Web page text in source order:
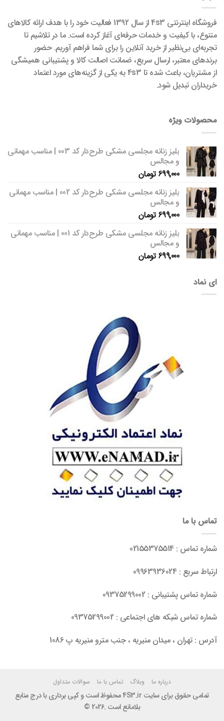
فروشگاه اینترنتی 4s3 از سال 1392 فعالیت خود را با هدف ارائه کالاهای
متنوع، با کیفیت و خدمات حرفه‌ای آغاز کرده است. ما در تلاشیم تا
تجربه‌ای بی‌نظیر از خرید آنلاین را برای شما فراهم آوریم. حضور
برندهای معتبر، ارسال سریع، ضمانت اصالت کالا و پشتیبانی همیشگی
از مشتریان، باعث شده تا 4s3 به یکی از گزینه‌های مورد اعتماد
خریداران تبدیل شود.
محصولات ویژه
بلیز زنانه مجلسی مشکی طرح‌دار کد 003 | مناسب مهمانی
و مجالس
699,000 تومان
بلیز زنانه مجلسی مشکی طرح‌دار کد 002 | مناسب مهمانی
و مجالس
699,000 تومان
بلیز زنانه مجلسی مشکی طرح‌دار کد 001 | مناسب مهمانی
و مجالس
699,000 تومان
ای نماد
تماس با ما
شماره تماس : 02155375514
ارتباط سریع : 09963936024
شماره تماس پشتیبانی : 09375299002
شماره تماس شبکه های اجتماعی : 09375299002
آدرس : تهران ، میدان منیریه ، جنب مترو منیریه پ 1086
درباره ما وبلاگ تماس با ما سوالات متداول
تمامی حقوق برای سایت 4S3.ir محفوظ است و کپی برداری با درج منابع
بلامانع است .2026 ©